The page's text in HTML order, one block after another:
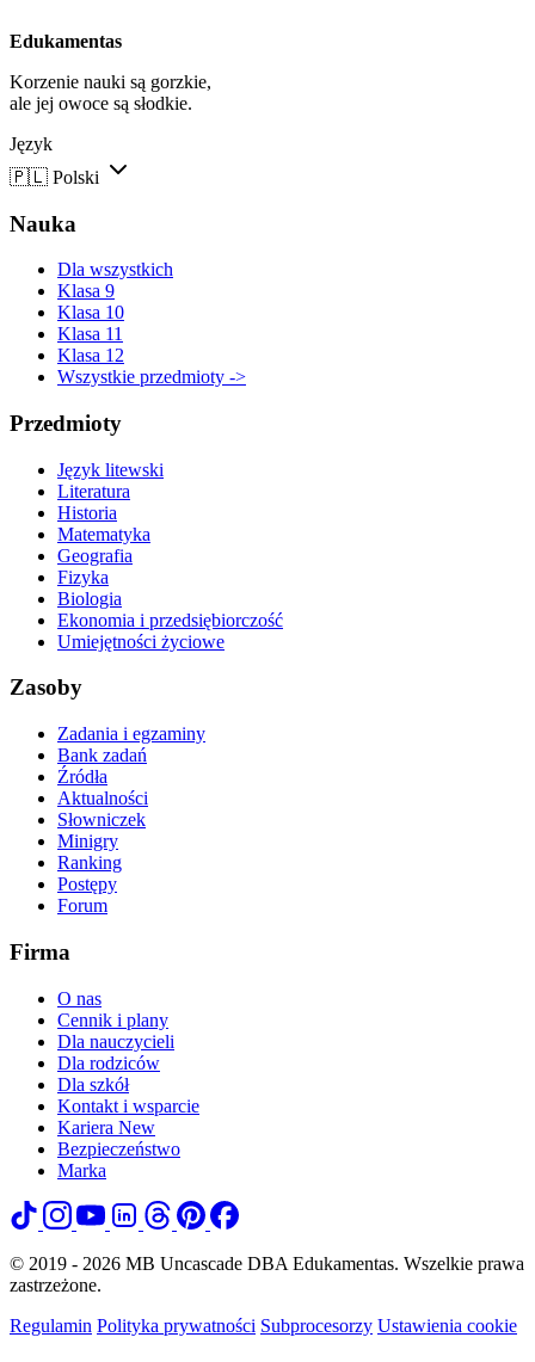
Edukamentas
Korzenie nauki są gorzkie,
ale jej owoce są słodkie.
Język
🇵🇱 Polski
Nauka
Dla wszystkich
Klasa 9
Klasa 10
Klasa 11
Klasa 12
Wszystkie przedmioty ->
Przedmioty
Język litewski
Literatura
Historia
Matematyka
Geografia
Fizyka
Biologia
Ekonomia i przedsiębiorczość
Umiejętności życiowe
Zasoby
Zadania i egzaminy
Bank zadań
Źródła
Aktualności
Słowniczek
Minigry
Ranking
Postępy
Forum
Firma
O nas
Cennik i plany
Dla nauczycieli
Dla rodziców
Dla szkół
Kontakt i wsparcie
Kariera New
Bezpieczeństwo
Marka
© 2019 - 2026 MB Uncascade DBA Edukamentas. Wszelkie prawa
zastrzeżone.
Regulamin Polityka prywatności Subprocesorzy Ustawienia cookie